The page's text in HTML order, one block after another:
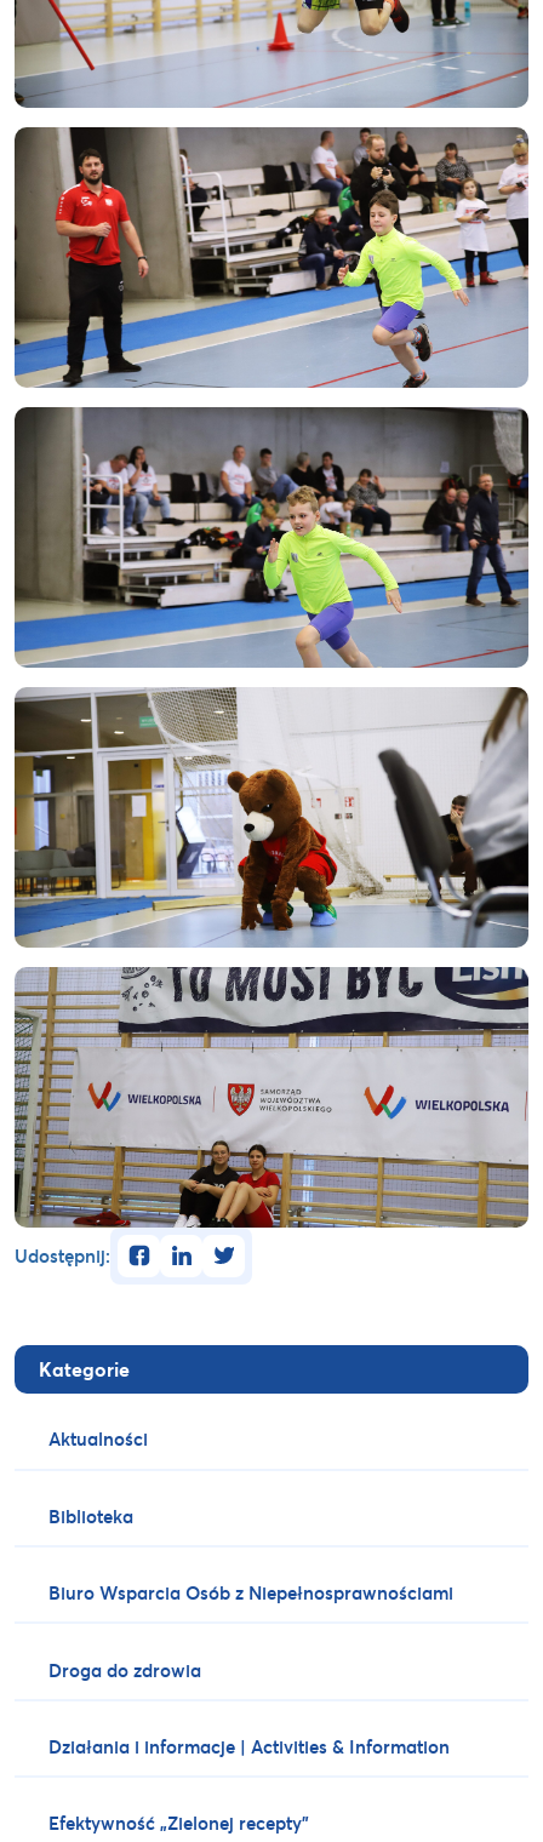
Kategorie
Aktualności
Biblioteka
Biuro Wsparcia Osób z Niepełnosprawnościami
Droga do zdrowia
Działania i informacje | Activities & Information
Efektywność „Zielonej recepty”
Udostępnij: facebooklinkedintwitter